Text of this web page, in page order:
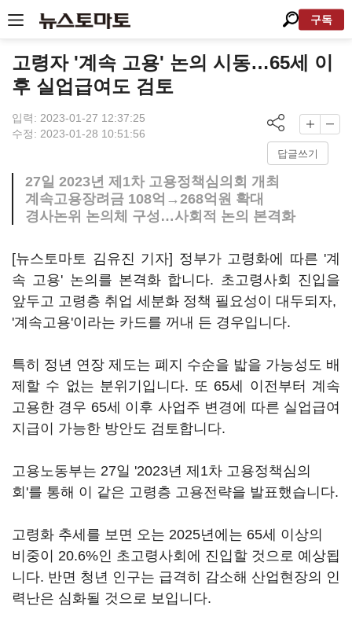
구독
고령자 '계속 고용' 논의 시동…65세 이
후 실업급여도 검토
입력: 2023-01-27 12:37:25
수정: 2023-01-28 10:51:56
답글쓰기
27일 2023년 제1차 고용정책심의회 개최
계속고용장려금 108억→268억원 확대
경사논위 논의체 구성…사회적 논의 본격화
[뉴스토마토 김유진 기자] 정부가 고령화에 따른 '계
속 고용' 논의를 본격화 합니다. 초고령사회 진입을
앞두고 고령층 취업 세분화 정책 필요성이 대두되자,
'계속고용'이라는 카드를 꺼내 든 경우입니다.
특히 정년 연장 제도는 폐지 수순을 밟을 가능성도 배
제할 수 없는 분위기입니다. 또 65세 이전부터 계속
고용한 경우 65세 이후 사업주 변경에 따른 실업급여
지급이 가능한 방안도 검토합니다.
고용노동부는 27일 '2023년 제1차 고용정책심의
회'를 통해 이 같은 고령층 고용전략을 발표했습니다.
고령화 추세를 보면 오는 2025년에는 65세 이상의
비중이 20.6%인 초고령사회에 진입할 것으로 예상됩
니다. 반면 청년 인구는 급격히 감소해 산업현장의 인
력난은 심화될 것으로 보입니다.